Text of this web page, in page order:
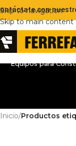
Skip to navigation
Skip to main content
con
Equipos para
Inicio/Productos